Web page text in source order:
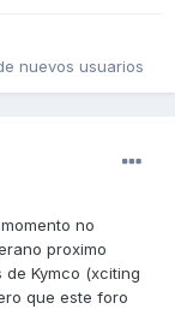
nuevos usuarios
no
proximo
Kymco (xciting
que este foro